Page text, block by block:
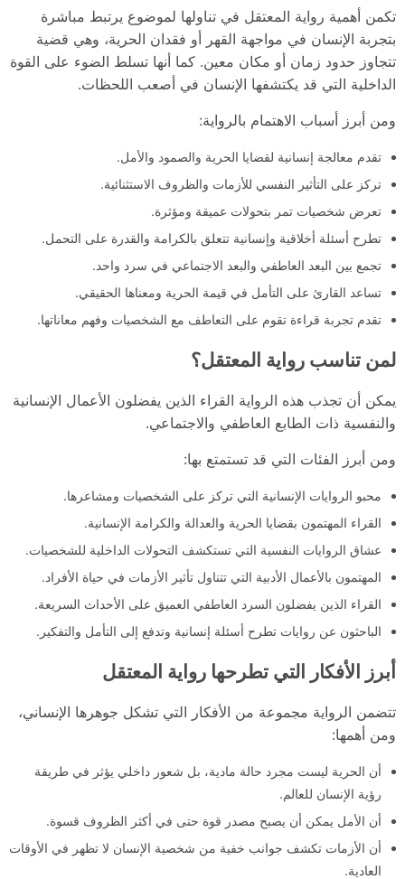
تكمن أهمية رواية المعتقل في تناولها لموضوع يرتبط مباشرة
بتجربة الإنسان في مواجهة القهر أو فقدان الحرية، وهي قضية
تتجاوز حدود زمان أو مكان معين. كما أنها تسلط الضوء على القوة
الداخلية التي قد يكتشفها الإنسان في أصعب اللحظات.
ومن أبرز أسباب الاهتمام بالرواية:
تقدم معالجة إنسانية لقضايا الحرية والصمود والأمل.
تركز على التأثير النفسي للأزمات والظروف الاستثنائية.
تعرض شخصيات تمر بتحولات عميقة ومؤثرة.
تطرح أسئلة أخلاقية وإنسانية تتعلق بالكرامة والقدرة على التحمل.
تجمع بين البعد العاطفي والبعد الاجتماعي في سرد واحد.
تساعد القارئ على التأمل في قيمة الحرية ومعناها الحقيقي.
تقدم تجربة قراءة تقوم على التعاطف مع الشخصيات وفهم معاناتها.
لمن تناسب رواية المعتقل؟
يمكن أن تجذب هذه الرواية القراء الذين يفضلون الأعمال الإنسانية
والنفسية ذات الطابع العاطفي والاجتماعي.
ومن أبرز الفئات التي قد تستمتع بها:
محبو الروايات الإنسانية التي تركز على الشخصيات ومشاعرها.
القراء المهتمون بقضايا الحرية والعدالة والكرامة الإنسانية.
عشاق الروايات النفسية التي تستكشف التحولات الداخلية للشخصيات.
المهتمون بالأعمال الأدبية التي تتناول تأثير الأزمات في حياة الأفراد.
القراء الذين يفضلون السرد العاطفي العميق على الأحداث السريعة.
الباحثون عن روايات تطرح أسئلة إنسانية وتدفع إلى التأمل والتفكير.
أبرز الأفكار التي تطرحها رواية المعتقل
تتضمن الرواية مجموعة من الأفكار التي تشكل جوهرها الإنساني،
ومن أهمها:
أن الحرية ليست مجرد حالة مادية، بل شعور داخلي يؤثر في طريقة
رؤية الإنسان للعالم.
أن الأمل يمكن أن يصبح مصدر قوة حتى في أكثر الظروف قسوة.
أن الأزمات تكشف جوانب خفية من شخصية الإنسان لا تظهر في الأوقات
العادية.